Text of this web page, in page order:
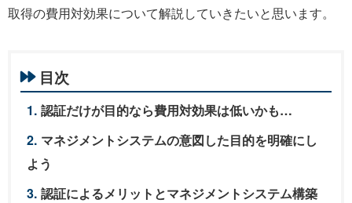
取得の費用対効果について解説していきたいと思います。
目次
認証だけが目的なら費用対効果は低いかも…
マネジメントシステムの意図した目的を明確にし
よう
認証によるメリットとマネジメントシステム構築